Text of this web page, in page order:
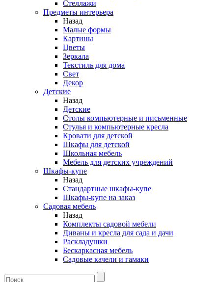
Стеллажи
Предметы интерьера
Назад
Малые формы
Картины
Цветы
Зеркала
Текстиль для дома
Свет
Декор
Детские
Назад
Детские
Столы компьютерные и письменные
Стулья и компьютерные кресла
Кровати для детской
Шкафы для детской
Школьная мебель
Мебель для детских учреждений
Шкафы-купе
Назад
Стандартные шкафы-купе
Шкафы-купе на заказ
Садовая мебель
Назад
Комплекты садовой мебели
Диваны и кресла для сада и дачи
Раскладушки
Бескаркасная мебель
Садовые качели и гамаки